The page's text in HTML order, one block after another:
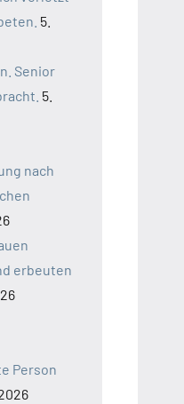
5.
Senior
5.
nach
erbeuten
Person